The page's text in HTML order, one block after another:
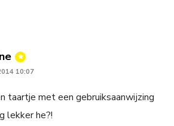
says:
10:07
taartje met een gebruiksaanwijzing
lekker he?!